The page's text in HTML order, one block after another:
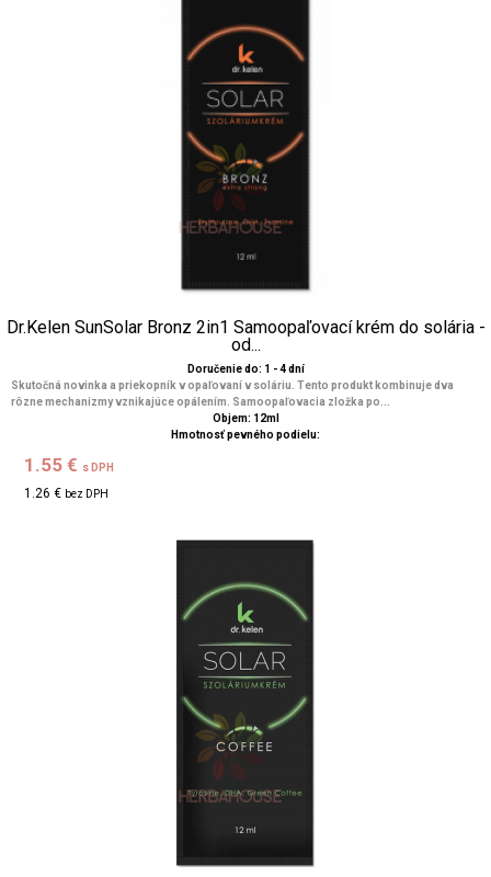
Dr.Kelen SunSolar Bronz 2in1 Samoopaľovací krém do solária -
od...
Doručenie do: 1 - 4 dní
Skutočná novinka a priekopník v opaľovaní v soláriu. Tento produkt kombinuje dva
rôzne mechanizmy vznikajúce opálením. Samoopaľovacia zložka po...
Objem: 12ml
Hmotnosť pevného podielu:
1.55 € s DPH
1.26 € bez DPH